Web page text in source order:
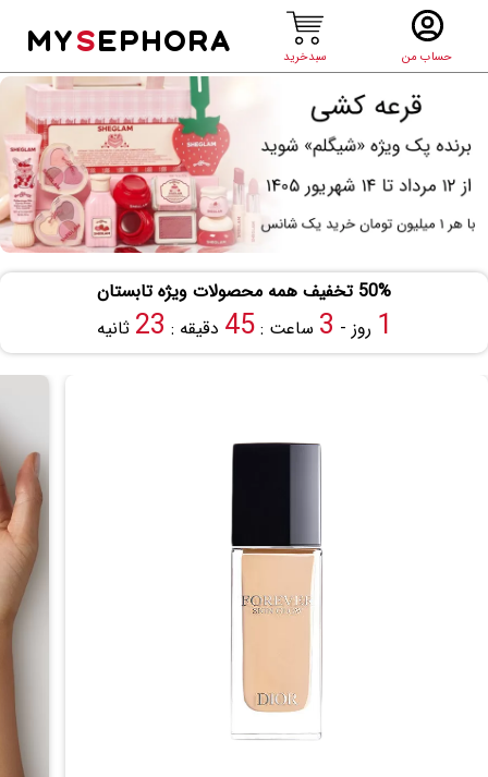
حساب من سبدخرید
MYSEPHORA
50% تخفیف همه محصولات ویژه تابستان
1 روز - 3 ساعت :45 دقیقه : 22 ثانیه